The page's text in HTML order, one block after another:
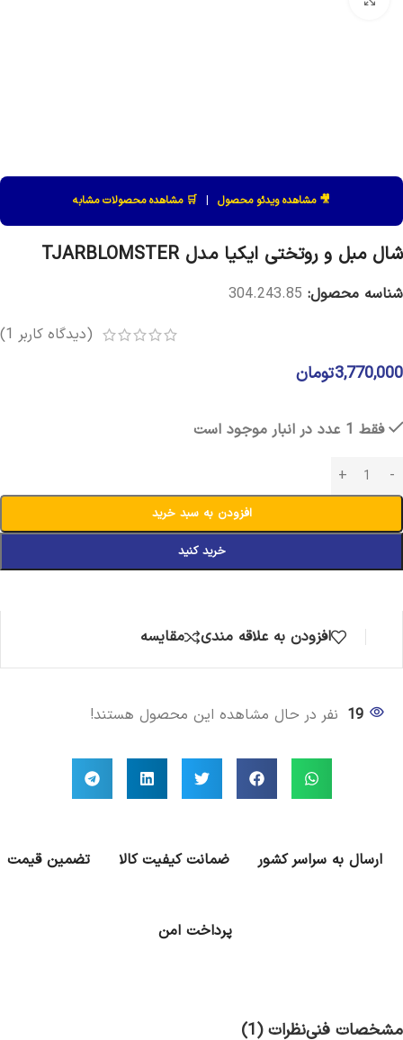
🎥 مشاهده ویدئو محصول 🛒 مشاهده محصولات مشابه
شال مبل و روتختی ایکیا مدل TJARBLOMSTER
شناسه محصول: 304.243.85
(دیدگاه کاربر 1
)
3,770,000تومان
فقط 1 عدد در انبار موجود است
افزودن به سبد خرید
خرید کنید
افزودن به علاقه مندی مقایسه
19 نفر در حال مشاهده این محصول هستند!
ارسال به سراسر کشور ضمانت کیفیت کالا تضمین قیمت
پرداخت امن
مشخصات فنینظرات (1)